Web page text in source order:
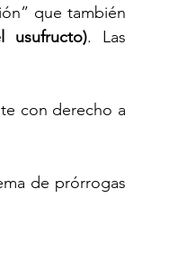
que también
usufructo). Las
con derecho a
de prórrogas